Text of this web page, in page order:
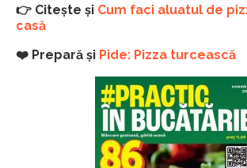
👉 Citește și Cum faci aluatul de
casă
❤️ Prepară și Pide: Pizza turcească